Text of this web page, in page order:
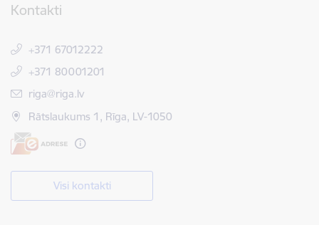
Kontakti
+371 67012222
+371 80001201
E-pasts:
riga@riga.lv
Rātslaukums 1, Rīga, LV-1050
Visi kontakti